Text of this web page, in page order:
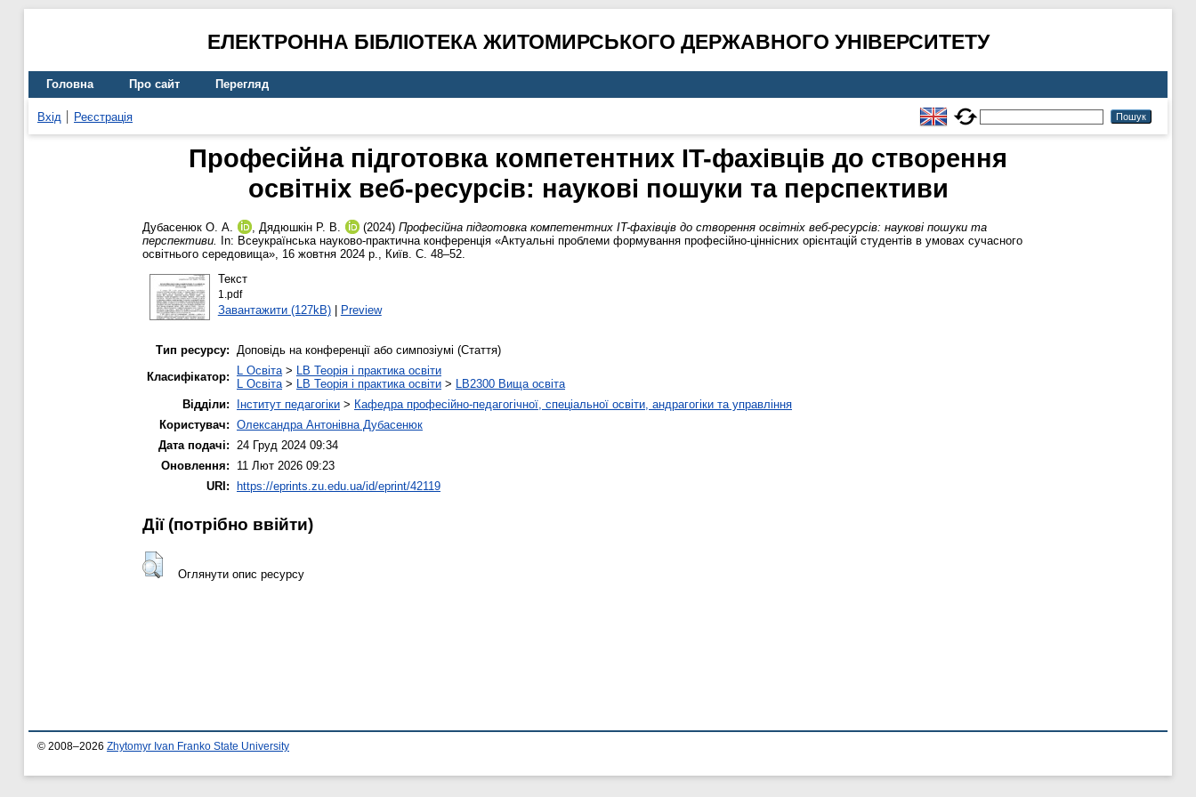
ЕЛЕКТРОННА БІБЛІОТЕКА ЖИТОМИРСЬКОГО ДЕРЖАВНОГО УНІВЕРСИТЕТУ
Головна Про сайт Перегляд
Вхід Реєстрація
Професійна підготовка компетентних IT-фахівців до створення
освітніх веб-ресурсів: наукові пошуки та перспективи
Дубасенюк О. А. , Дядюшкін Р. В. (2024) Професійна підготовка компетентних IT-фахівців до створення освітніх веб-ресурсів: наукові пошуки та
перспективи.
In: Всеукраїнська науково-практична конференція «Актуальні проблеми формування професійно-ціннісних орієнтацій студентів в умовах сучасного
освітнього середовища», 16 жовтня 2024 р., Київ. С. 48–52.
Текст
1.pdf
Завантажити (127kB)| Preview
Тип ресурсу: Доповідь на конференції або симпозіумі (Стаття)
Класифікатор:
L Освіта> LB Теорія і практика освіти
L Освіта> LB Теорія і практика освіти > LB2300 Вища освіта
Відділи:
Інститут педагогіки > Кафедра професійно-педагогічної, спеціальної освіти, андрагогіки та управління
Користувач: Олександра Антонівна Дубасенюк
Дата подачі: 24 Груд 2024 09:34
Оновлення:
11 Лют 2026 09:23
URI:
https://eprints.zu.edu.ua/id/eprint/42119
Дії ​​(потрібно ввійти)
Оглянути опис ресурсу
© 2008–2026 Zhytomyr Ivan Franko State University